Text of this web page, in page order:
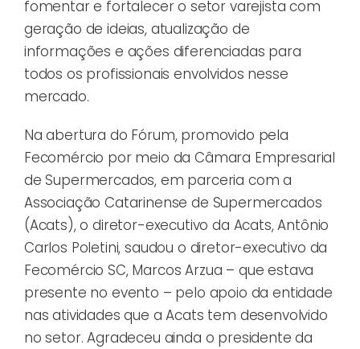
fomentar e fortalecer o setor varejista com
geração de ideias, atualização de
informações e ações diferenciadas para
todos os profissionais envolvidos nesse
mercado.
Na abertura do Fórum, promovido pela
Fecomércio por meio da Câmara Empresarial
de Supermercados, em parceria com a
Associação Catarinense de Supermercados
(Acats), o diretor-executivo da Acats, Antônio
Carlos Poletini, saudou o diretor-executivo da
Fecomércio SC, Marcos Arzua – que estava
presente no evento – pelo apoio da entidade
nas atividades que a Acats tem desenvolvido
no setor. Agradeceu ainda o presidente da